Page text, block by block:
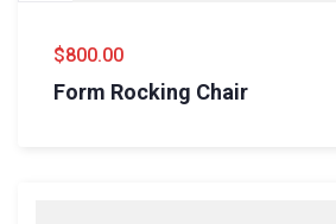
$800.00
Form Rocking Chair